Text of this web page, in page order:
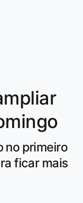
no primeiro
ficar mais